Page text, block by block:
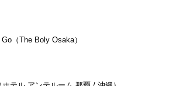
（The Boly Osaka）